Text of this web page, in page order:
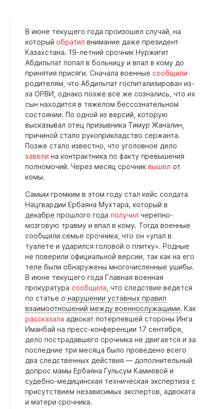
В июне текущего года произошел случай, на
который обратил внимание даже президент
Казахстана. 19-летний срочник Нуржигит
Абдильпат попал в больницу и впал в кому до
принятия присяги. Сначала военные сообщили
родителям, что Абдильпат госпитализирован из-
за ОРВИ, однако позже все же сознались, что их
сын находится в тяжелом бессознательном
состоянии. По одной из версий, которую
высказывал отец призывника Тимур Жаналин,
причиной стало рукоприкладство сержанта.
Позже стало известно, что уголовное дело
завели на контрактника по факту превышения
полномочий. Через месяц срочник вышел от
комы.
Самым громким в этом году стал кейс солдата
Нацгвардии Ербаяна Мухтара, который в
декабре прошлого года получил черепно-
мозговую травму и впал в кому. Тогда военные
сообщили семье срочника, что он «упал в
туалете и ударился головой о плитку». Родные
не поверили официальной версии, так как на его
теле были обнаружены многочисленные ушибы.
В июне текущего года Главная военная
прокуратура сообщила , что следствие ведется
по статье о нарушении уставных правил
взаимоотношений между военнослужащими. Как
рассказала адвокат потерпевшей стороны Инга
Иманбай на пресс-конференции 17 сентября,
дело пострадавшего срочника не двигается и за
последние три месяца было проведено всего
два следственных действия — дополнительный
допрос мамы Ербаяна Гульсум Камиевой и
судебно-медицинская техническая экспертиза с
присутствием независимых экспертов, адвоката
и матери срочника.